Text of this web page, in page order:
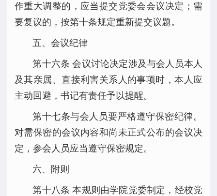
作重大调整的，应当提交党委会会议决定；需
要复议的，按第十条规定重新提交议题。
五、会议纪律
第十六条 会议讨论决定涉及与会人员本人
及其亲属、直接利害关系人的事项时，本人应
主动回避，书记有责任予以提醒。
第十七条与会人员要严格遵守保密纪律。
对需保密的会议内容和尚未正式公布的会议决
定，参会人员应当遵守保密规定。
六、附则
第十八条 本规则由学院党委制定，经校党